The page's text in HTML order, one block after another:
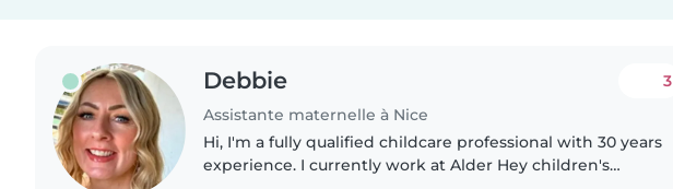
Debbie
Assistante maternelle à Nice
3
Hi, I'm a fully qualified childcare professional with 30 years
experience. I currently work at Alder Hey children's